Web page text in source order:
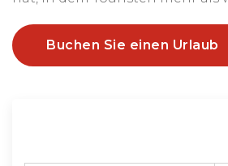
Buchen Sie einen Urlaub